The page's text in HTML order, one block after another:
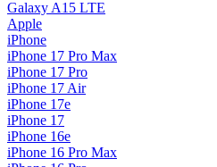
Galaxy A15 LTE
Apple
iPhone
iPhone 17 Pro Max
iPhone 17 Pro
iPhone 17 Air
iPhone 17e
iPhone 17
iPhone 16e
iPhone 16 Pro Max